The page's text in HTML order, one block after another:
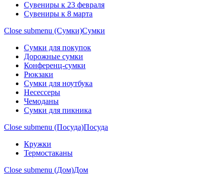
Сувениры к 23 февраля
Сувениры к 8 марта
Close submenu (Сумки)Сумки
Сумки для покупок
Дорожные сумки
Конференц-сумки
Рюкзаки
Сумки для ноутбука
Несессеры
Чемоданы
Сумки для пикника
Close submenu (Посуда)Посуда
Кружки
Термостаканы
Close submenu (Дом)Дом